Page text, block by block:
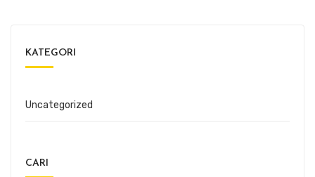
KATEGORI
Uncategorized
CARI